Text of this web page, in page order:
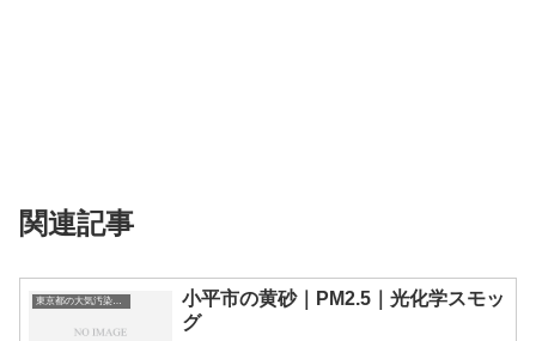
関連記事
東京都の大気汚染・PM2.5・黄砂・エアロゾルの数値
小平市の黄砂｜PM2.5｜光化学スモッ
グ